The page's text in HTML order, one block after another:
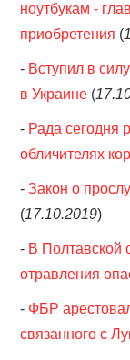
ноутбукам -
приобретения (
- Вступил в
в Украине (
- Рада сегодня
обличителях
-Закон о
(17.10.2019)
- В Полтавской
отравления
- ФБР
связанного с